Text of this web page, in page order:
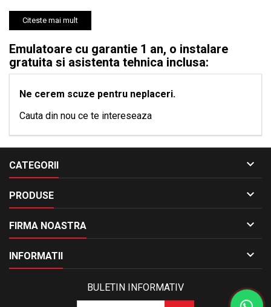
altele.
Eumulatoarele auto oferite de firma noastra sunt foarte usor de instalat,
motorului sau erori in bord si nu modifica nicio stare definitiv intrucat
atunci cand il veti deconecta totul se va intoarce la starea initiala. Va
oferim emulatoarele la pret promotional, 100% ORIGINALE cu GARANTIE
Citeste mai mult
Emulatoare cu garantie 1 an, o instalare
gratuita si asistenta tehnica inclusa:
Ne cerem scuze pentru neplaceri.
Cauta din nou ce te intereseaza
CATEGORII 
PRODUSE 
FIRMA NOASTRA 
INFORMATII 
BULETIN INFORMATIV